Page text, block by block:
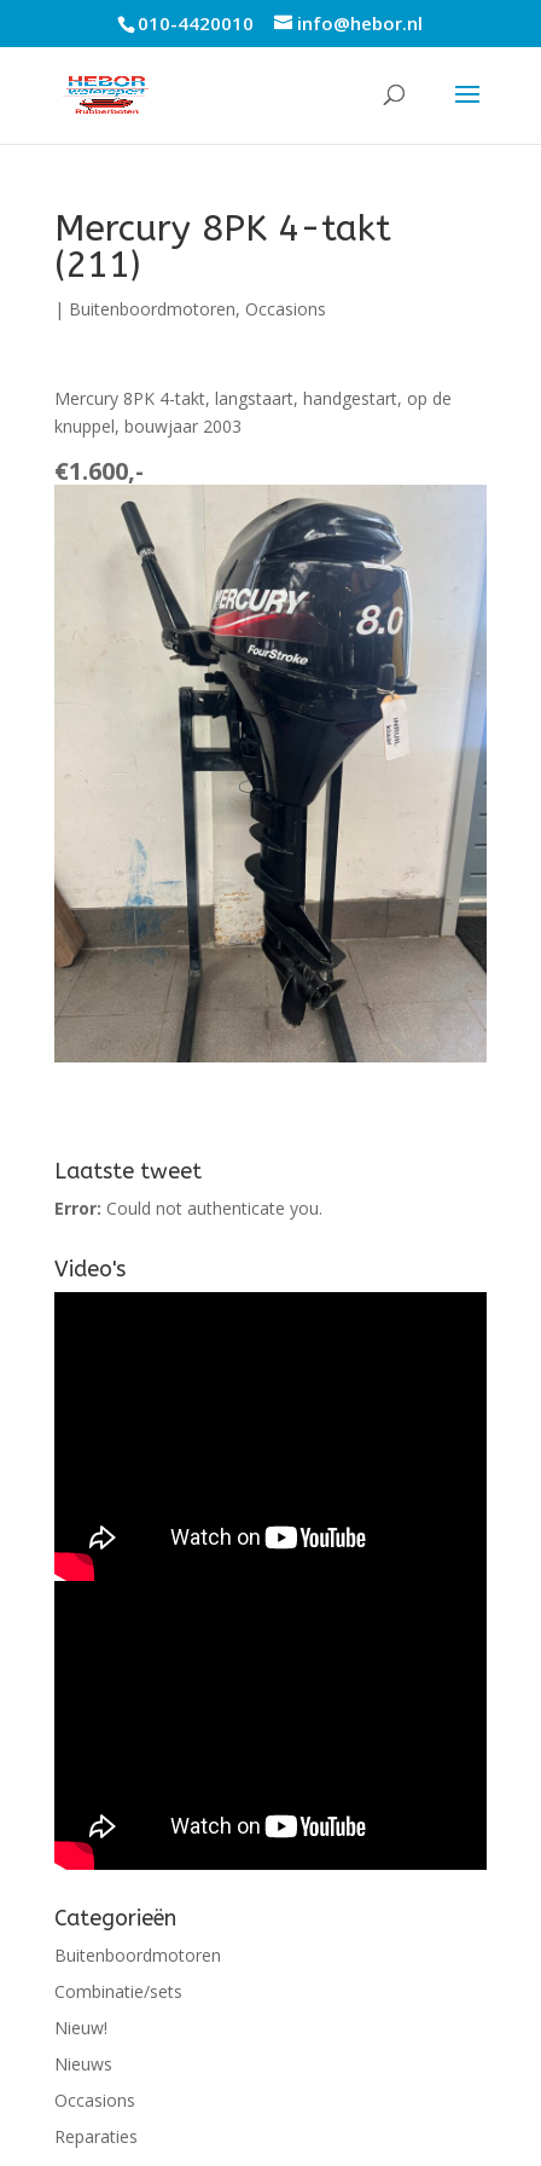
010-4420010 info@hebor.nl
Mercury 8PK 4-takt
(211)
| Buitenboordmotoren, Occasions
Mercury 8PK 4-takt, langstaart, handgestart, op de
knuppel, bouwjaar 2003
€1.600,-
Laatste tweet
Error: Could not authenticate you.
Video's
Categorieën
Buitenboordmotoren
Combinatie/sets
Nieuw!
Nieuws
Occasions
Reparaties